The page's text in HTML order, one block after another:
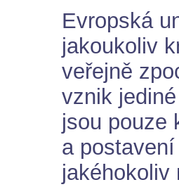
Evropská
jakoukoliv
veřejně
vznik
jsou pouze
a
jakéhokoliv